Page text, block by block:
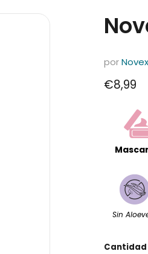
porNovex
Precio
€8,99
Sin
Cantidad